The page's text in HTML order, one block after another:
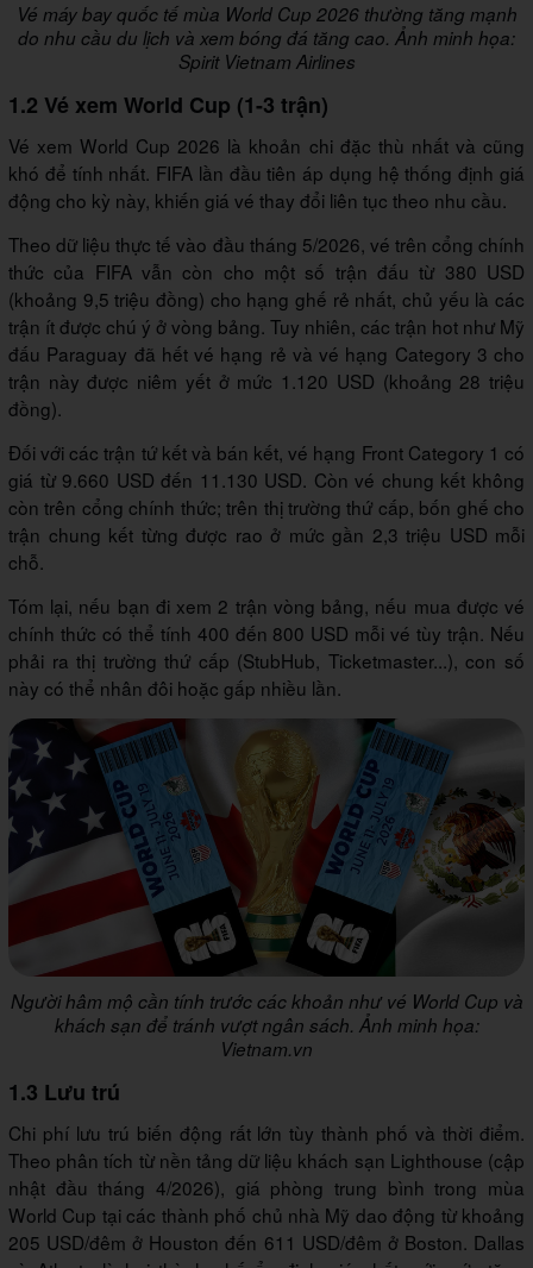
Vé máy bay quốc tế mùa World Cup 2026 thường tăng mạnh
do nhu cầu du lịch và xem bóng đá tăng cao. Ảnh minh họa:
Spirit Vietnam Airlines
1.2 Vé xem World Cup (1-3 trận)
Vé xem World Cup 2026 là khoản chi đặc thù nhất và cũng
khó để tính nhất. FIFA lần đầu tiên áp dụng hệ thống định giá
động cho kỳ này, khiến giá vé thay đổi liên tục theo nhu cầu.
Theo dữ liệu thực tế vào đầu tháng 5/2026, vé trên cổng chính
thức của FIFA vẫn còn cho một số trận đấu từ 380 USD
(khoảng 9,5 triệu đồng) cho hạng ghế rẻ nhất, chủ yếu là các
trận ít được chú ý ở vòng bảng. Tuy nhiên, các trận hot như Mỹ
đấu Paraguay đã hết vé hạng rẻ và vé hạng Category 3 cho
trận này được niêm yết ở mức 1.120 USD (khoảng 28 triệu
đồng).
Đối với các trận tứ kết và bán kết, vé hạng Front Category 1 có
giá từ 9.660 USD đến 11.130 USD. Còn vé chung kết không
còn trên cổng chính thức; trên thị trường thứ cấp, bốn ghế cho
trận chung kết từng được rao ở mức gần 2,3 triệu USD mỗi
chỗ.
Tóm lại, nếu bạn đi xem 2 trận vòng bảng, nếu mua được vé
chính thức có thể tính 400 đến 800 USD mỗi vé tùy trận. Nếu
phải ra thị trường thứ cấp (StubHub, Ticketmaster...), con số
này có thể nhân đôi hoặc gấp nhiều lần.
Người hâm mộ cần tính trước các khoản như vé World Cup và
khách sạn để tránh vượt ngân sách. Ảnh minh họa:
Vietnam.vn
1.3 Lưu trú
Chi phí lưu trú biến động rất lớn tùy thành phố và thời điểm.
Theo phân tích từ nền tảng dữ liệu khách sạn Lighthouse (cập
nhật đầu tháng 4/2026), giá phòng trung bình trong mùa
World Cup tại các thành phố chủ nhà Mỹ dao động từ khoảng
205 USD/đêm ở Houston đến 611 USD/đêm ở Boston. Dallas